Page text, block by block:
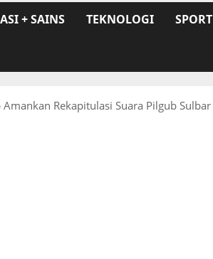
+ SAINS TEKNOLOGI SPORT
Amankan Rekapitulasi Suara Pilgub Sulbar